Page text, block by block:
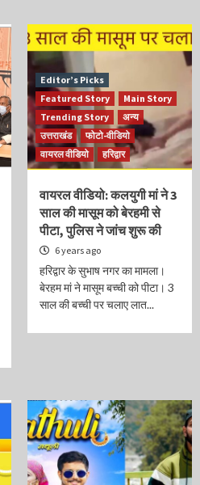
Editor’s Picks
Featured Story
Main Story
Trending Story
अन्य
उत्तराखंड
फोटो-वीडियो
वायरल वीडियो
हरिद्वार
वायरल वीडियो: कलयुगी मां ने 3
साल की मासूम को बेरहमी से
पीटा, पुलिस ने जांच शुरू की
6 years ago
हरिद्वार के सुभाष नगर का मामला।
बेरहम मां ने मासूम बच्ची को पीटा। 3
साल की बच्ची पर चलाए लात...